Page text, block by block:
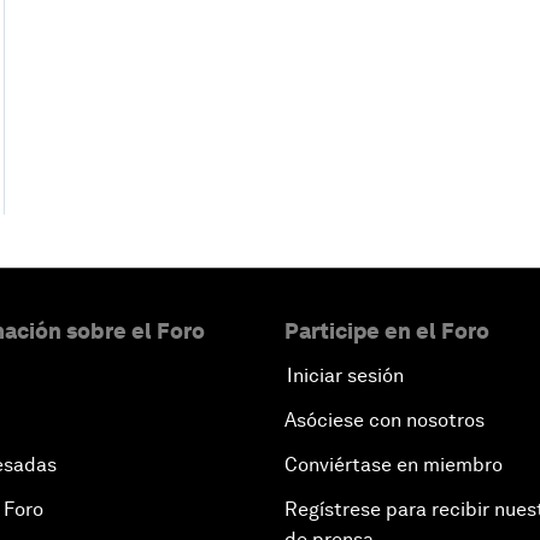
sobre el Foro Participe en el Foro
Iniciar sesión
Asóciese con nosotros
Conviértase en miembro
Regístrese para recibir